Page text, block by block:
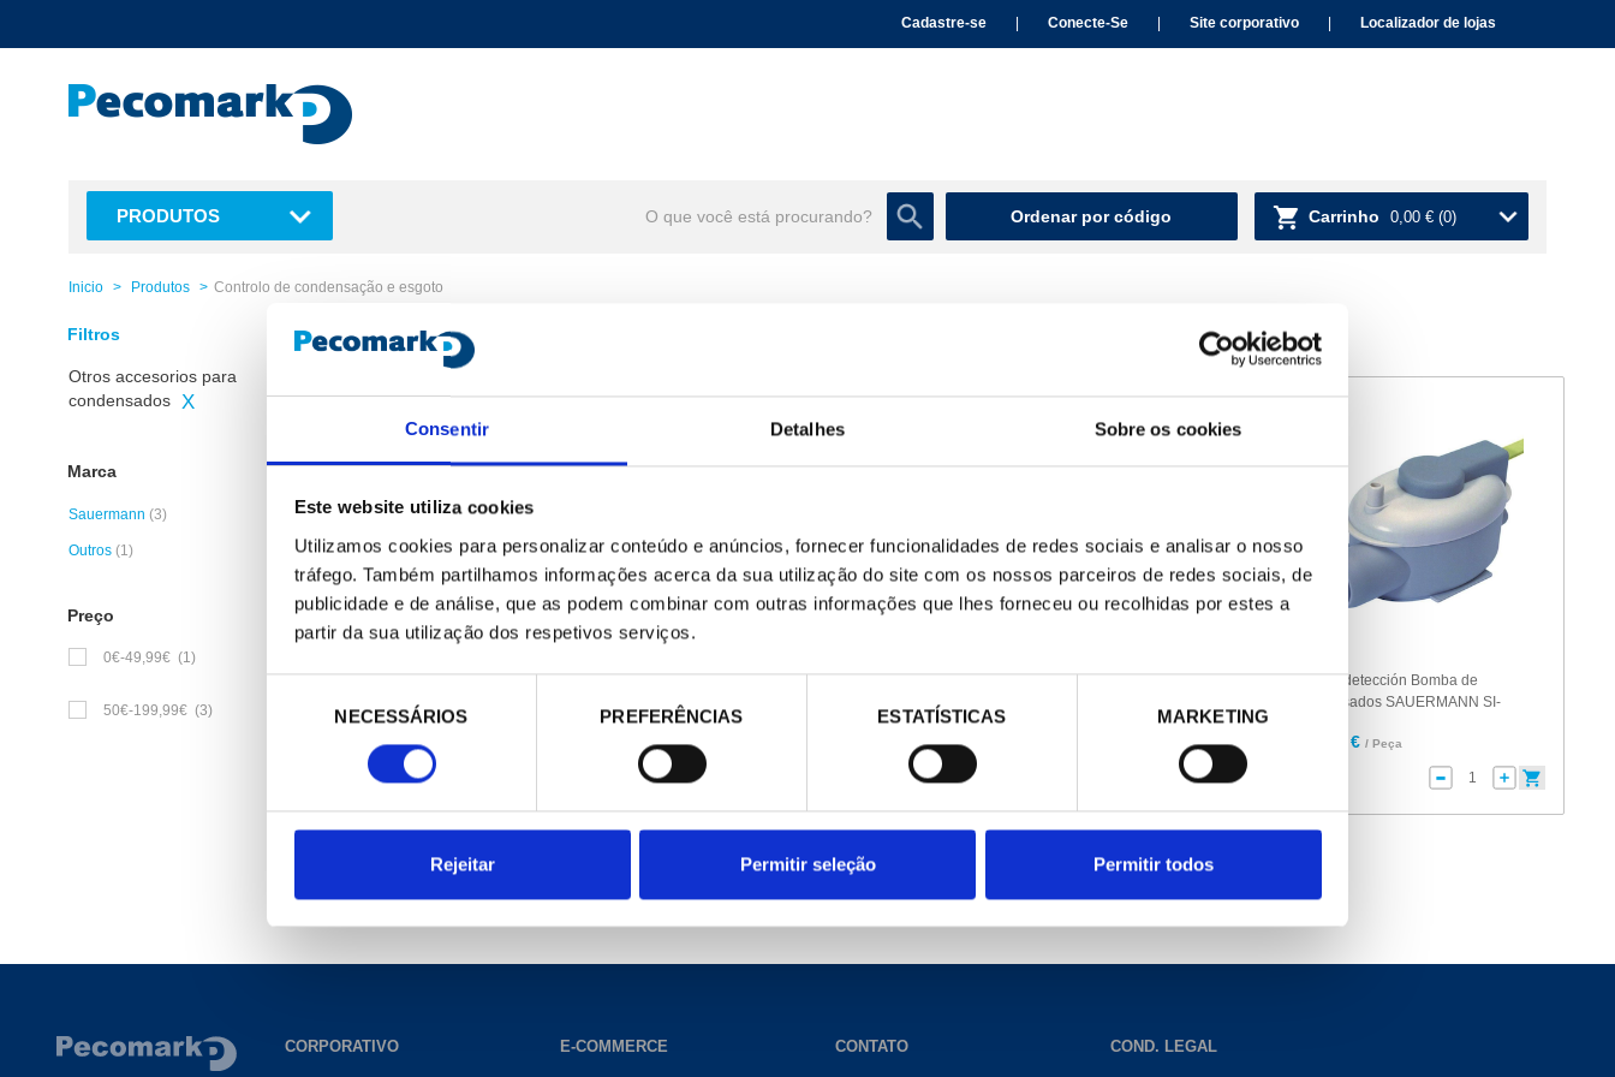
Consentir Detalhes Sobre os cookies
Este website utiliza cookies
Utilizamos cookies para personalizar conteúdo e anúncios, fornecer funcionalidades de redes sociais e analisar o nosso
tráfego. Também partilhamos informações acerca da sua utilização do site com os nossos parceiros de redes sociais, de
publicidade e de análise, que as podem combinar com outras informações que lhes forneceu ou recolhidas por estes a
partir da sua utilização dos respetivos serviços.
consentimento
NECESSÁRIOS PREFERÊNCIAS ESTATÍSTICAS MARKETING
Rejeitar Permitir seleção Permitir todos
Cadastre-se Conecte-Se Site corporativo Localizador de lojas
Ordenar por código Carrinho 0,00 € (0)
PRODUTOS
Inicio Produtos Controlo de condensação e esgoto
Filtros
Otros accesorios para
condensados X
Marca
Sauermann (3)
Outros (1)
Preço
0€-49,99€ (1)
50€-199,99€ (3)
4 Produtos encontrados
14,00 € / Peça 84,00 €
Bloque detección Bomba de
condensados SAUERMANN SI-
127,00 € / Peça
4 Produtos encontrados
CORPORATIVO E-COMMERCE CONTATO COND. LEGAL